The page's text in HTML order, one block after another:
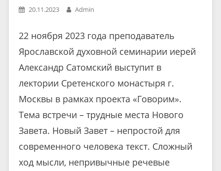
20.11.2023 Admin
22 ноября 2023 года преподаватель
Ярославской духовной семинарии иерей
Александр Сатомский выступит в
лектории Сретенского монастыря г.
Москвы в рамках проекта «Говорим».
Тема встречи – трудные места Нового
Завета. Новый Завет – непростой для
современного человека текст. Сложный
ход мысли, непривычные речевые